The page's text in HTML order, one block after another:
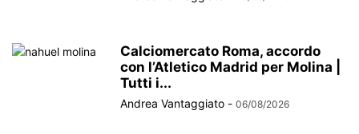
Calciomercato Roma, accordo
con l’Atletico Madrid per Molina |
Tutti i...
Andrea Vantaggiato - 06/08/2026